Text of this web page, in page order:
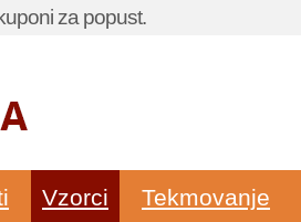
za popust.
Vzorci Tekmovanje